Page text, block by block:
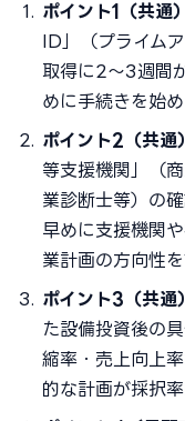
ポイント1（共通
ID」（プライム
取得に2〜3週間
めに手続きを始め
ポイント2（共通
等支援機関」（
業診断士等）の
早めに支援機関
業計画の方向性
ポイント3（共通
た設備投資後の
縮率・売上向上
的な計画が採択率